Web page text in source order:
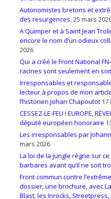
Autonomistes bretons et
des resurgences. 25 mars
A Quimper et à Saint Jean
encore le nom d’un odieux
2026
Qui a créé le Front National
racines sont seulement en
Irresponsables et
lecteur à propos de mon
l’historien Johan Chapoutot 17
CESSEZ-LE-FEU ! EUROPE,
député européen honoraire
Les irresponsables par
mars 2026
La loi de la jungle règne sur
barbares avant qu’il ne soit
Front commun contre
dossier, une brochure, avec
Blast, les Inrocks, Streetpress,